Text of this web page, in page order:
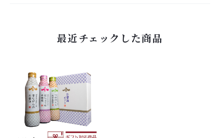
最近チェックした商品